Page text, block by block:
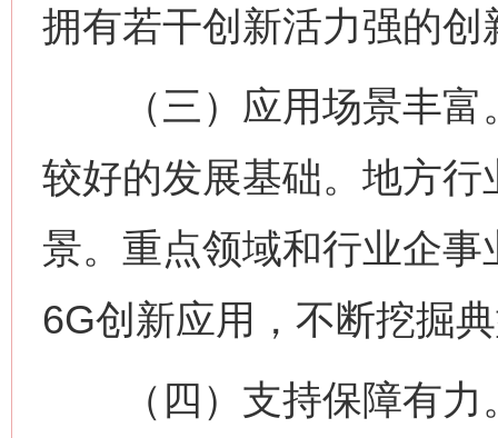
拥有若干创新活力强的创
（三）应用场景丰富
较好的发展基础。地方
景。重点领域和行业企
6G创新应用，不断挖掘
（四）支持保障有力